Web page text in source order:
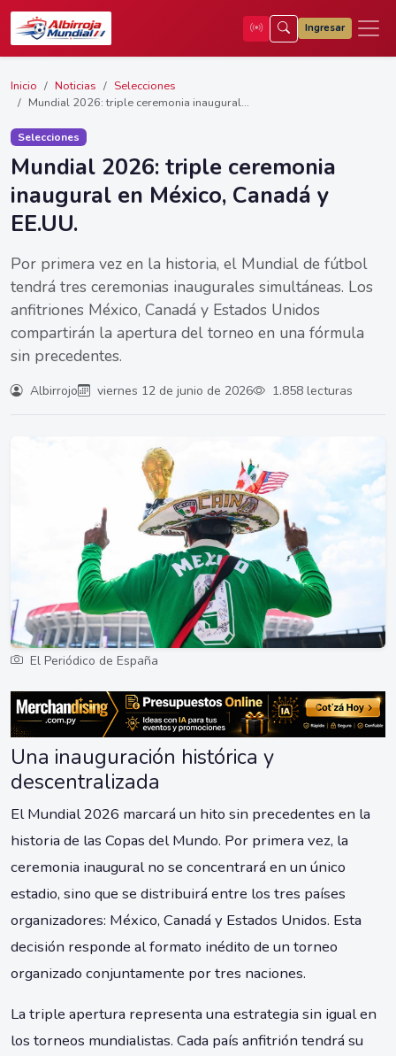
Ingresar
Inicio Noticias
Selecciones
Mundial 2026: triple ceremonia inaugural...
Selecciones
Mundial 2026: triple ceremonia
inaugural en México, Canadá y
EE.UU.
Por primera vez en la historia, el Mundial de fútbol
tendrá tres ceremonias inaugurales simultáneas. Los
anfitriones México, Canadá y Estados Unidos
compartirán la apertura del torneo en una fórmula
sin precedentes.
Albirrojo viernes 12 de junio de 2026 1.858 lecturas
El Periódico de España
Una inauguración histórica y
descentralizada
El Mundial 2026 marcará un hito sin precedentes en la
historia de las Copas del Mundo. Por primera vez, la
ceremonia inaugural no se concentrará en un único
estadio, sino que se distribuirá entre los tres países
organizadores: México, Canadá y Estados Unidos. Esta
decisión responde al formato inédito de un torneo
organizado conjuntamente por tres naciones.
La triple apertura representa una estrategia sin igual en
los torneos mundialistas. Cada país anfitrión tendrá su